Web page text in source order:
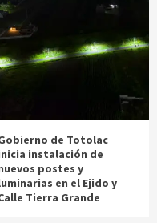
de Totolac
instalación de
postes y
en el Ejido y
Tierra Grande